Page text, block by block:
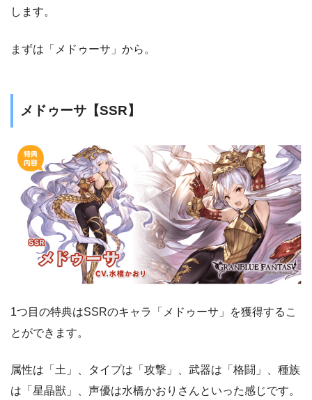
します。
まずは「メドゥーサ」から。
メドゥーサ【SSR】
1つ目の特典はSSRのキャラ「メドゥーサ」を獲得するこ
とができます。
属性は「土」、タイプは「攻撃」、武器は「格闘」、種族
は「星晶獣」、声優は水橋かおりさんといった感じです。